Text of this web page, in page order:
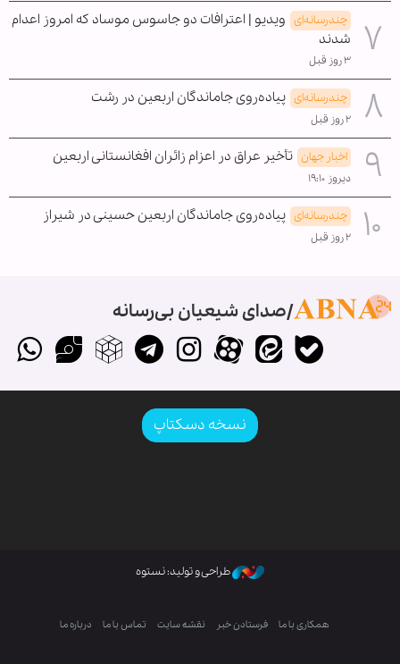
چندرسانه‌ای ویدیو | اعترافات دو جاسوس موساد که امروز اعدام
شدند
۳ روز قبل
چندرسانه‌ای پیاده‌روی جاماندگان اربعین در رشت
۲ روز قبل
اخبار جهان تأخیر عراق در اعزام زائران افغانستانی اربعین
دیروز ۱۹:۱۰
چندرسانه‌ای پیاده‌روی جاماندگان اربعین حسینی در شیراز
۲ روز قبل
صدای شیعیان بی‌رسانه
نسخه دسکتاپ
طراحی و تولید: نستوه
همکاری با ما فرستادن خبر نقشه سایت تماس با ما درباره ما